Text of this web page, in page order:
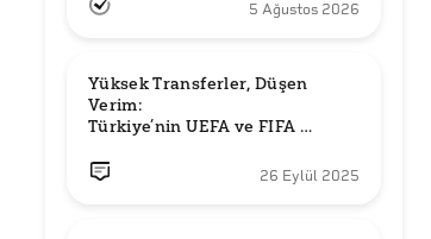
5 Ağustos 2026
Yüksek Transferler, Düşen
Verim:
Türkiye’nin UEFA ve FIFA
26 Eylül 2025